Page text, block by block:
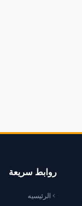
روابط سريعة
الرئيسيه